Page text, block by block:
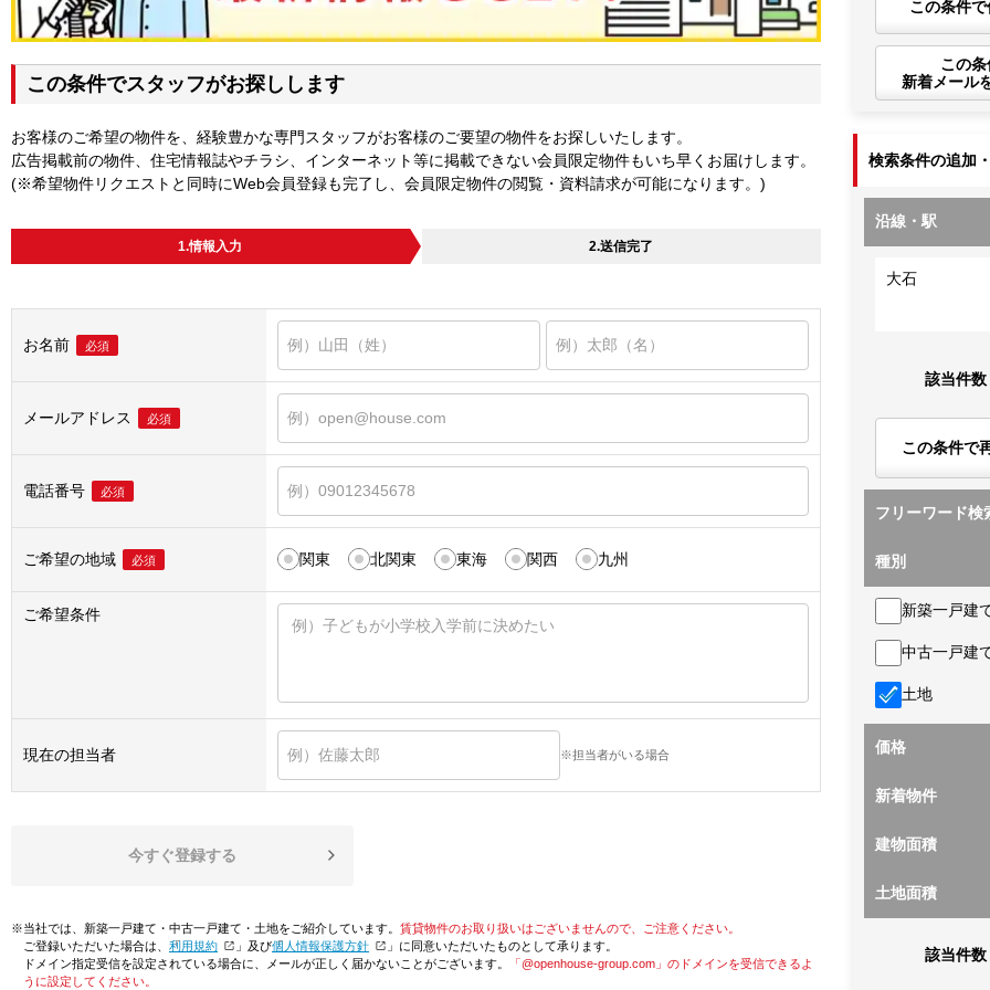
この条件でスタッフがお探しします
お客様のご希望の物件を、経験豊かな専門スタッフがお客様のご要望の物件をお探しいたします。
広告掲載前の物件、住宅情報誌やチラシ、インターネット等に掲載できない会員限定物件もいち早くお届けします。
(※希望物件リクエストと同時にWeb会員登録も完了し、会員限定物件の閲覧・資料請求が可能になります。)
1.情報入力 2.送信完了
お名前 必須
メールアドレス 必須
電話番号 必須
ご希望の地域 必須 関東 北関東 東海 関西 九州
ご希望条件
現在の担当者 ※担当者がいる場合
今すぐ登録する
※当社では、新築一戸建て・中古一戸建て・土地をご紹介しています。 賃貸物件のお取り扱いはございませんので、ご注意ください。
ご登録いただいた場合は、「利用規約 」及び「個人情報保護方針
」に同意いただいたものとして承ります。
ドメイン指定受信を設定されている場合に、メールが正しく届かないことがございます。
「@openhouse-group.com」のドメインを受信できるよ
うに設定してください。
この条件
この
新着メール
検索条件の追加
沿線・駅
大石
該当件数
この条件で
フリーワード検
種別
新築一戸建
中古一戸建
土地
価格
新着物件
建物面積
土地面積
該当件数